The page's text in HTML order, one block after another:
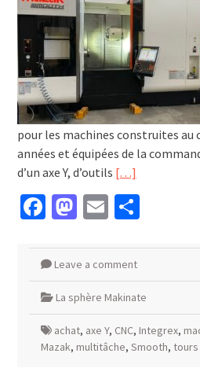
pour les machines construites au
années et équipées de la
d’un axe Y, d’outils […]
Facebook
Mastodon
Email
Leave a comment
La sphère Makinate
achat, axe Y, CNC, Integrex,
Mazak, multitâche, Smooth,